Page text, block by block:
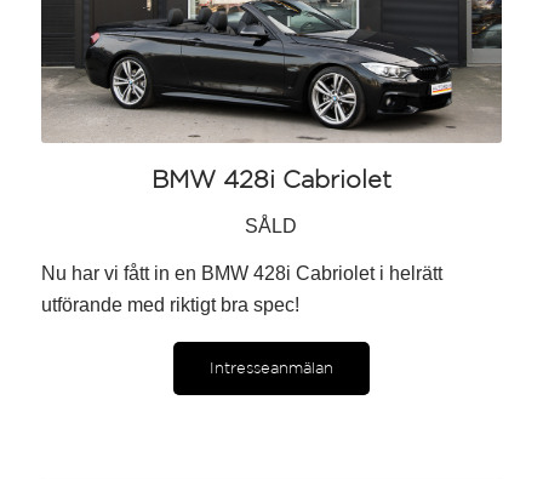
BMW 428i Cabriolet
SÅLD
Nu har vi fått in en BMW 428i Cabriolet i helrätt
utförande med riktigt bra spec!
Intresseanmälan